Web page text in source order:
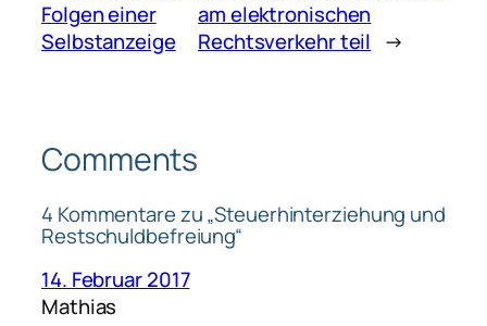
Folgen einer
Selbstanzeige
am elektronischen
Rechtsverkehr teil →
Comments
4 Kommentare zu „Steuerhinterziehung und
Restschuldbefreiung“
14. Februar 2017
Mathias